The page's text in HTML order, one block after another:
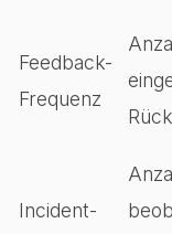
Feedback-
Frequenz
Incident-